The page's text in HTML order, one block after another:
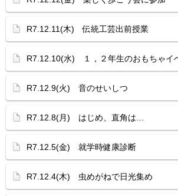
R7.12.11(木) 伝統工芸出前授業
R7.12.10(水) １，２年生のおもちゃイ
R7.12.9(火) 音のせいしつ
R7.12.8(月) はじめ、直角は…
R7.12.5(金) 就学時健康診断
R7.12.4(木) 虫めがねで日光集め